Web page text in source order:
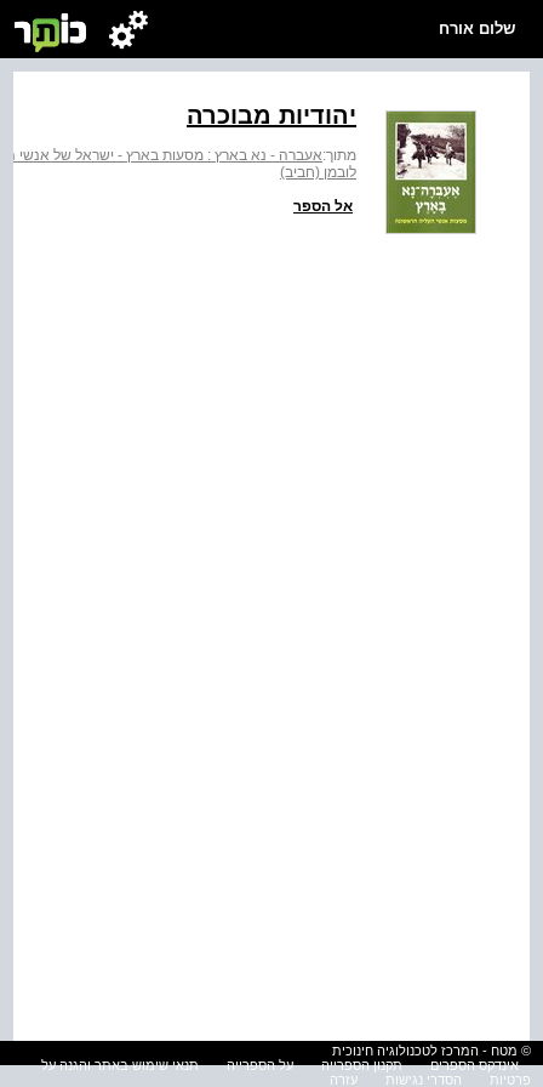
שלום אורח
יהודיות מבוכרה
מתוך:אעברה - נא בארץ : מסעות בארץ - ישראל של אנשי
לובמן (חביב)
אל הספר
© מטח - המרכז לטכנולוגיה חינוכית
אינדקס הספרים
תקנון הספרייה על הספרייה
תנאי שימוש באתר והגנה על
פרטיות
הסדרי נגישות עזרה